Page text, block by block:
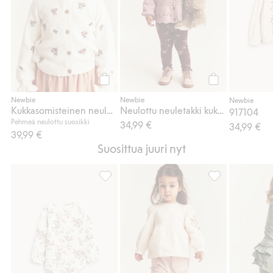
Osta
Newbie
Pehmeä neulottu suosikki
39,99 €
Newbie
34,99 €
Newbie
917104
34,99 €
Suosittua juuri nyt
Kukkakuvioinen pitkähihainen body,